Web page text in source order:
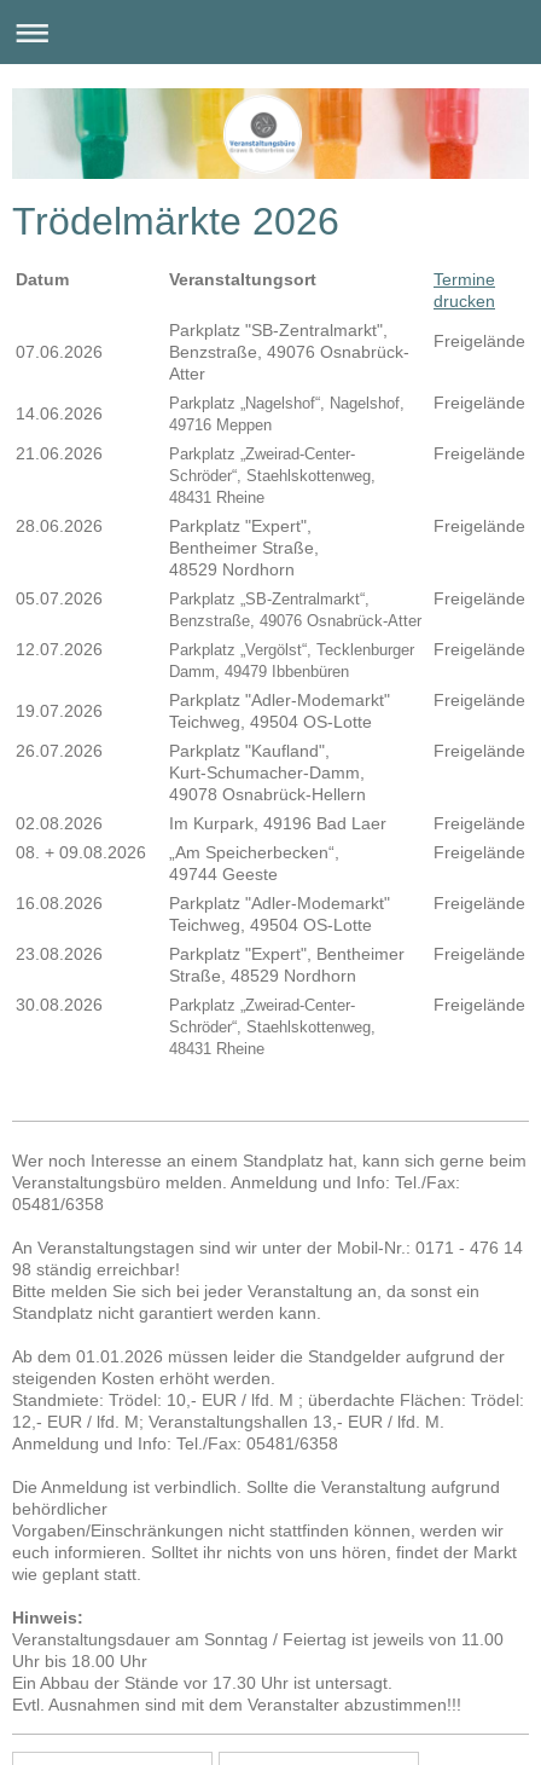
Trödelmärkte 2026
Datum Veranstaltungsort
Termine
drucken
07.06.2026
Parkplatz "SB-Zentralmarkt",
Benzstraße, 49076 Osnabrück-
Atter
Freigelände
14.06.2026
Parkplatz „Nagelshof“, Nagelshof,
49716 Meppen
Freigelände
21.06.2026
Parkplatz „Zweirad-Center-
Schröder“, Staehlskottenweg,
48431 Rheine
Freigelände
28.06.2026
Parkplatz "Expert",
Bentheimer Straße,
48529 Nordhorn
Freigelände
05.07.2026
Parkplatz „SB-Zentralmarkt“,
Benzstraße, 49076 Osnabrück-Atter
Freigelände
12.07.2026
Parkplatz „Vergölst“, Tecklenburger
Damm, 49479 Ibbenbüren
Freigelände
19.07.2026
Parkplatz "Adler-Modemarkt"
Teichweg, 49504 OS-Lotte
Freigelände
26.07.2026
Parkplatz "Kaufland",
Kurt-Schumacher-Damm,
49078 Osnabrück-Hellern
Freigelände
02.08.2026 Im Kurpark, 49196 Bad Laer
Freigelände
08. + 09.08.2026
„Am Speicherbecken“,
49744 Geeste
Freigelände
16.08.2026
Parkplatz "Adler-Modemarkt"
Teichweg, 49504 OS-Lotte
Freigelände
23.08.2026
Parkplatz "Expert", Bentheimer
Straße, 48529 Nordhorn
Freigelände
30.08.2026
Parkplatz „Zweirad-Center-
Schröder“, Staehlskottenweg,
48431 Rheine
Freigelände
Wer noch Interesse an einem Standplatz hat, kann sich gerne beim
Veranstaltungsbüro melden. Anmeldung und Info: Tel./Fax:
05481/6358
An Veranstaltungstagen sind wir unter der Mobil-Nr.: 0171 - 476 14
98 ständig erreichbar!
Bitte melden Sie sich bei jeder Veranstaltung an, da sonst ein
Standplatz nicht garantiert werden kann.
Ab dem 01.01.2026 müssen leider die Standgelder aufgrund der
steigenden Kosten erhöht werden.
Standmiete: Trödel: 10,- EUR / lfd. M ; überdachte Flächen: Trödel:
12,- EUR / lfd. M; Veranstaltungshallen 13,- EUR / lfd. M.
Anmeldung und Info: Tel./Fax: 05481/6358
Die Anmeldung ist verbindlich. Sollte die Veranstaltung aufgrund
behördlicher
Vorgaben/Einschränkungen nicht stattfinden können, werden wir
euch informieren. Solltet ihr nichts von uns hören, findet der Markt
wie geplant statt.
Hinweis:
Veranstaltungsdauer am Sonntag / Feiertag ist jeweils von 11.00
Uhr bis 18.00 Uhr
Ein Abbau der Stände vor 17.30 Uhr ist untersagt.
Evtl. Ausnahmen sind mit dem Veranstalter abzustimmen!!!